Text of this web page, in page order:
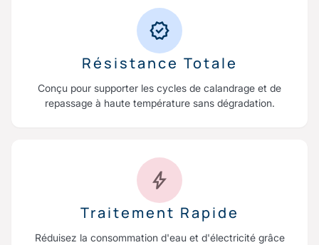
Résistance Totale
Conçu pour supporter les cycles de calandrage et de
repassage à haute température sans dégradation.
Traitement Rapide
Réduisez la consommation d'eau et d'électricité grâce